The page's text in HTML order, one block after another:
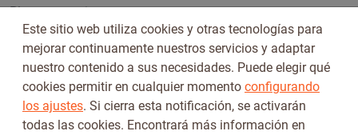
Planes y precios
Síguenos en
Este sitio web utiliza cookies y otras tecnologías para
mejorar continuamente nuestros servicios y adaptar
nuestro contenido a sus necesidades. Puede elegir qué
cookies permitir en cualquier momento configurando
los ajustes. Si cierra esta notificación, se activarán
todas las cookies. Encontrará más información en